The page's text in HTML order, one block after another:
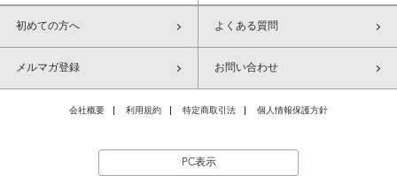
初めての方へ よくある質問
メルマガ登録 お問い合わせ
会社概要 利用規約 特定商取引法 個人情報保護方針
PC表示